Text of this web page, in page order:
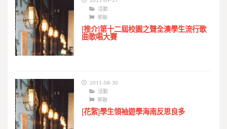
活動
學聯
[推介]第十二屆校園之聲全澳學生流行歌
曲歌唱大賽
2011-08-30
活動
學聯
[花絮]學生領袖遊學海南反思良多